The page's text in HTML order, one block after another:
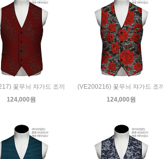
꽃무늬 쟈가드 조끼
124,000원
(VE200216) 꽃무늬 쟈가드 조끼
124,000원